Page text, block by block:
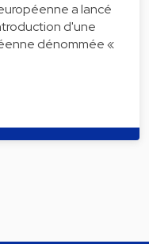
a lancé
d'une
dénommée «